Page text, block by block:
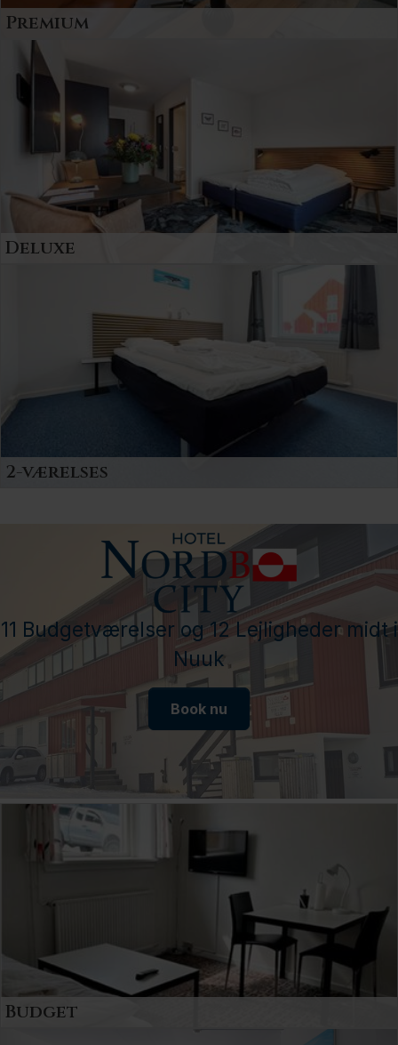
Premium
Premium lejligheder til 4 eller 5 personer.
Indrettet med veludstyret køkken, spiseplads og
sofa arrangement.
Deluxe
Deluxe lejligheder til 2 personer. Indrettet med
veludstyret køkkenafsnit, stole arrangement
samt en dobbeltseng.
2-værelses
under hjemlige forhold. Alle med eget bad/toilet
og veludstyret køkken.
11 Budgetværelser og 12 Lejligheder midt i
Nuuk
Book nu
Budget
Premium lejligheder til 4 eller 5 personer.